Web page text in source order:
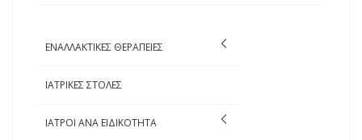
ΕΝΑΛΛΑΚΤΙΚΕΣ ΘΕΡΑΠΕΙΕΣ
ΙΑΤΡΙΚΕΣ ΣΤΟΛΕΣ
ΙΑΤΡΟΙ ΑΝΑ ΕΙΔΙΚΟΤΗΤΑ